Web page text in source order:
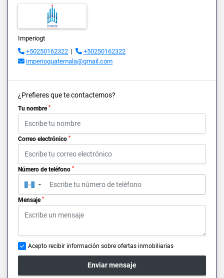
Imperiogt
+50250162322 |
+50250162322
imperioguatemala@gmail.com
¿Prefieres que te contactemos?
Tu nombre *
Correo electrónico *
Número de teléfono *
▼
Mensaje *
Acepto recibir información sobre ofertas inmobiliarias
Enviar mensaje